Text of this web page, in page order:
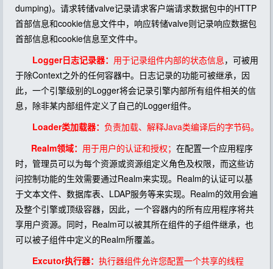
dumping)。请求转储valve记录请求客户端请求数据包中的HTTP
首部信息和cookie信息文件中，响应转储valve则记录响应数据包
首部信息和cookie信息至文件中。
Logger日志记录器： 用于记录组件内部的状态信息，可被用
于除Context之外的任何容器中。日志记录的功能可被继承，因
此，一个引擎级别的Logger将会记录引擎内部所有组件相关的信
息，除非某内部组件定义了自己的Logger组件。
Loader类加载器： 负责加载、解释Java类编译后的字节码。
Realm领域： 用于用户的认证和授权； 在配置一个应用程序
时，管理员可以为每个资源或资源组定义角色及权限，而这些访
问控制功能的生效需要通过Realm来实现。Realm的认证可以基
于文本文件、数据库表、LDAP服务等来实现。Realm的效用会遍
及整个引擎或顶级容器，因此，一个容器内的所有应用程序将共
享用户资源。同时，Realm可以被其所在组件的子组件继承，也
可以被子组件中定义的Realm所覆盖。
Excutor执行器： 执行器组件允许您配置一个共享的线程